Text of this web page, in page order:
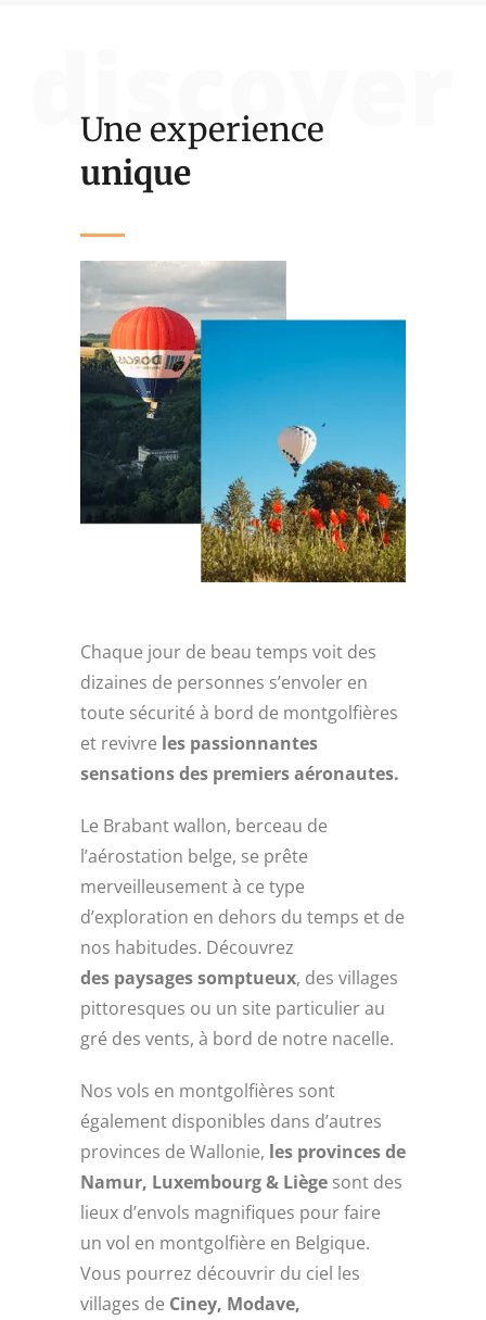
Une experience
unique
Chaque jour de beau temps voit des
dizaines de personnes s’envoler en
toute sécurité à bord de montgolfières
et revivre les passionnantes
sensations des premiers aéronautes.
Le Brabant wallon, berceau de
l’aérostation belge, se prête
merveilleusement à ce type
d’exploration en dehors du temps et de
nos habitudes. Découvrez
des paysages somptueux, des villages
pittoresques ou un site particulier au
gré des vents, à bord de notre nacelle.
Nos vols en montgolfières sont
également disponibles dans d’autres
provinces de Wallonie, les provinces de
Namur, Luxembourg & Liège sont des
lieux d’envols magnifiques pour faire
un vol en montgolfière en Belgique.
Vous pourrez découvrir du ciel les
villages de Ciney, Modave,